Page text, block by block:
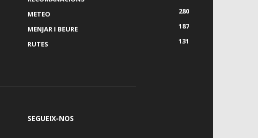
METEO
280
MENJAR I BEURE
187
RUTES
131
SEGUEIX-NOS